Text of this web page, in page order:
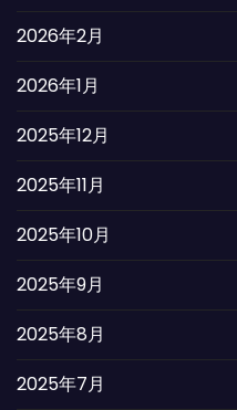
2026年2月
2026年1月
2025年12月
2025年11月
2025年10月
2025年9月
2025年8月
2025年7月